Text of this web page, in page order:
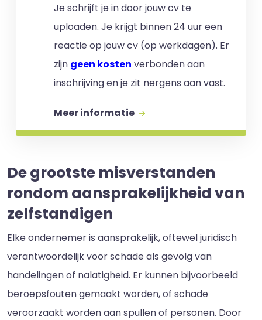
Je schrijft je in door jouw cv te
uploaden. Je krijgt binnen 24 uur een
reactie op jouw cv (op werkdagen). Er
zijn geen kosten verbonden aan
inschrijving en je zit nergens aan vast.
Meer informatie
De grootste misverstanden
rondom aansprakelijkheid van
zelfstandigen
Elke ondernemer is aansprakelijk, oftewel juridisch
verantwoordelijk voor schade als gevolg van
handelingen of nalatigheid. Er kunnen bijvoorbeeld
beroepsfouten gemaakt worden, of schade
veroorzaakt worden aan spullen of personen. Door